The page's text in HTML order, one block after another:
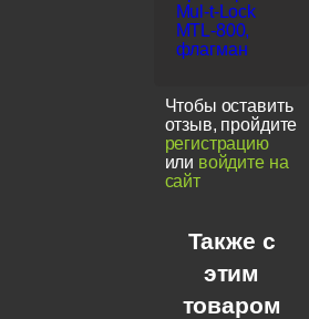
Mul-t-Lock
MTL-800,
флагман
Чтобы оставить
отзыв, пройдите
регистрацию
или войдите на
сайт
Также с
этим
товаром